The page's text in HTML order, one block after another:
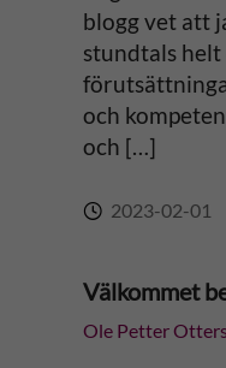
blogg vet att
stundtals
och
och […]
2023-02-01
Välkommet
Ole Petter